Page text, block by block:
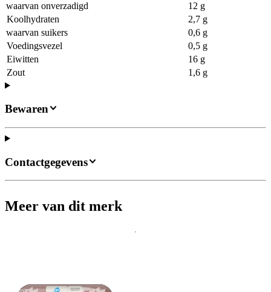
waarvan onverzadigd
12 g
Koolhydraten
2,7 g
waarvan suikers
0,6 g
Voedingsvezel
0,5 g
Eiwitten
16 g
Zout
1,6 g
Bewaren
Contactgegevens
Meer van dit merk